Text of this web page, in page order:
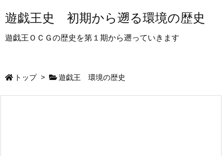
遊戯王史 初期から遡る環境の歴史
遊戯王ＯＣＧの歴史を第１期から遡っていきます
トップ > 遊戯王 環境の歴史